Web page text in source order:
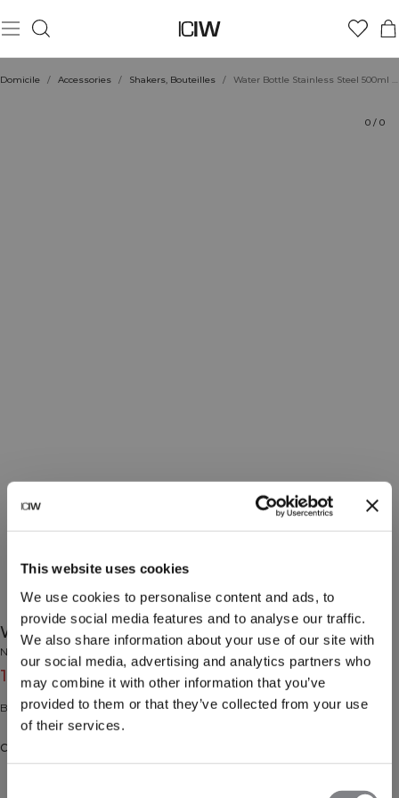
This website uses cookies
We use cookies to personalise content and ads, to
provide social media features and to analyse our traffic.
We also share information about your use of our site with
our social media, advertising and analytics partners who
may combine it with other information that you’ve
provided to them or that they’ve collected from your use
of their services.
Domicile / Accessories / Shakers, Bouteilles / Water Bottle Stainless Steel 500ml White
0 / 0
Water Bottle Stainless Steel 500ml White
No Brand
15€19€ (-20%)
Bouteille d'eau 500ml.
Couleur: White